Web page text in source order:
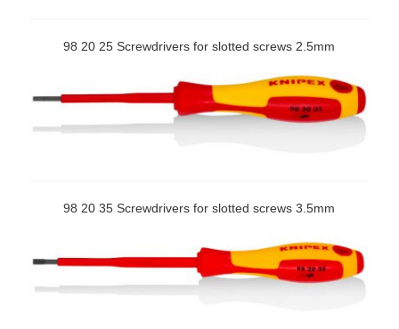
98 20 25 Screwdrivers for slotted screws 2.5mm
98 20 35 Screwdrivers for slotted screws 3.5mm